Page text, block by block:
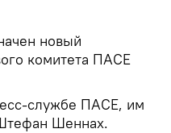
новый
комитета ПАСЕ
службе ПАСЕ, им
Шеннах.